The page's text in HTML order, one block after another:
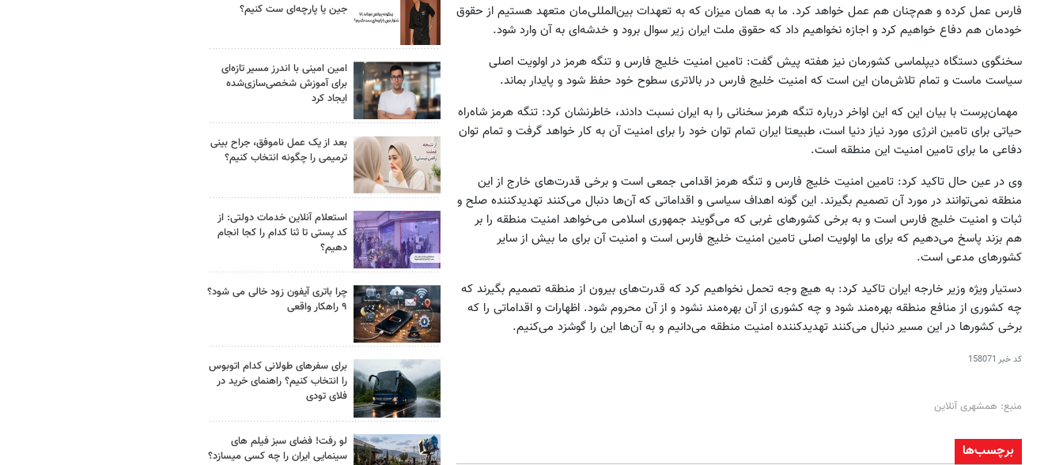
فارس عمل کرده و هم‌چنان هم عمل خواهد کرد. ما به همان میزان که به تعهدات بین‌المللی‌مان متعهد هستیم از حقوق
خودمان هم دفاع خواهیم کرد و اجازه نخواهیم داد که حقوق ملت ایران زیر سوال برود و خدشه‌ای به آن وارد شود.
سخنگوی دستگاه دیپلماسی کشورمان نیز هفته پیش گفت: تامین امنیت خلیج فارس و تنگه هرمز در اولویت اصلی
سیاست ماست و تمام تلاش‌مان این است که امنیت خلیج فارس در بالاتری سطوح خود حفظ شود و پایدار بماند.
مهمان‌پرست با بیان این که این اواخر درباره تنگه هرمز سخنانی را به ایران نسبت دادند، خاطرنشان کرد: تنگه هرمز شاه‌راه
حیاتی برای تامین انرژی مورد نیاز دنیا است، طبیعتا ایران تمام توان خود را برای امنیت آن به کار خواهد گرفت و تمام توان
دفاعی ما برای تامین امنیت این منطقه است.
وی در عین حال تاکید کرد: تامین امنیت خلیج فارس و تنگه هرمز اقدامی جمعی است و برخی قدرت‌های خارج از این
منطقه نمی‌توانند در مورد آن تصمیم بگیرند. این گونه اهداف سیاسی و اقداماتی که آن‌ها دنبال می‌کنند تهدید‌کننده صلح و
ثبات و امنیت خلیج فارس است و به برخی کشورهای غربی که می‌گویند جمهوری اسلامی می‌خواهد امنیت منطقه را بر
هم بزند پاسخ می‌دهیم که برای ما اولویت اصلی تامین امنیت خلیج فارس است و امنیت آن برای ما بیش از سایر
کشورهای مدعی است.
دستیار ویژه وزیر خارجه ایران تاکید کرد:‌ به هیچ وجه تحمل نخواهیم کرد که قدرت‌های بیرون از منطقه تصمیم بگیرند که
چه کشوری از منافع منطقه بهره‌مند شود و چه کشوری از آن بهره‌مند نشود و از آن محروم شود. اظهارات و اقداماتی را که
برخی کشورها در این مسیر دنبال می‌کنند تهدید‌کننده امنیت منطقه می‌دانیم و به آن‌ها این را گوشزد می‌کنیم.
کد خبر 158071
منبع: همشهری آنلاین
برچسب‌ها
جین یا پارچه‌ای ست کنیم؟
امین امینی با اندرز مسیر تازه‌ای
برای آموزش شخصی‌سازی‌شده
ایجاد کرد
بعد از یک عمل ناموفق، جراح بینی
ترمیمی را چگونه انتخاب کنیم؟
استعلام آنلاین خدمات دولتی: از
کد پستی تا ثنا کدام را کجا انجام
دهیم؟
چرا باتری آیفون زود خالی می شود؟
۹ راهکار واقعی
برای سفرهای طولانی کدام اتوبوس
را انتخاب کنیم؟ راهنمای خرید در
فلای تودی
لو رفت! فضای سبز فیلم های
سینمایی ایران را چه کسی میسازد؟